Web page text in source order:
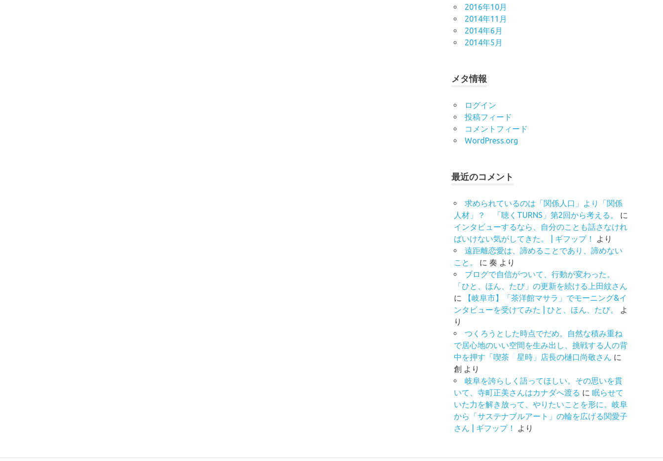
2016年10月
2014年11月
2014年6月
2014年5月
メタ情報
ログイン
投稿フィード
コメントフィード
WordPress.org
最近のコメント
求められているのは「関係人口」より「関係
人材」？ 「聴くTURNS」第2回から考える。
に
インタビューするなら、自分のことも話さなけれ
ばいけない気がしてきた。 | ギフップ！
より
遠距離恋愛は、諦めることであり、諦めない
こと。
に 奏 より
ブログで自信がついて、行動が変わった。
「ひと、ほん、たび」の更新を続ける上田紋さん
に
【岐阜市】「茶洋館マサラ」でモーニング&イ
ンタビューを受けてみた | ひと、ほん、たび。
よ
り
つくろうとした時点でだめ。自然な積み重ね
で居心地のいい空間を生み出し、挑戦する人の背
中を押す「喫茶 星時」店長の樋口尚敬さん
に
創 より
岐阜を誇らしく語ってほしい。その思いを貫
いて、寺町正美さんはカナダへ渡る に 眠らせて
いた力を解き放って、やりたいことを形に。岐阜
から「サステナブルアート」の輪を広げる関愛子
さん | ギフップ！
より